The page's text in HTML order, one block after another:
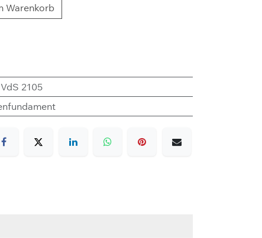
Warenkorb
2105